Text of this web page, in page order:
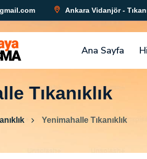
Ankara Vidanjör -
Ana Sayfa
Tıkanıklık
Yenimahalle Tıkanıklık